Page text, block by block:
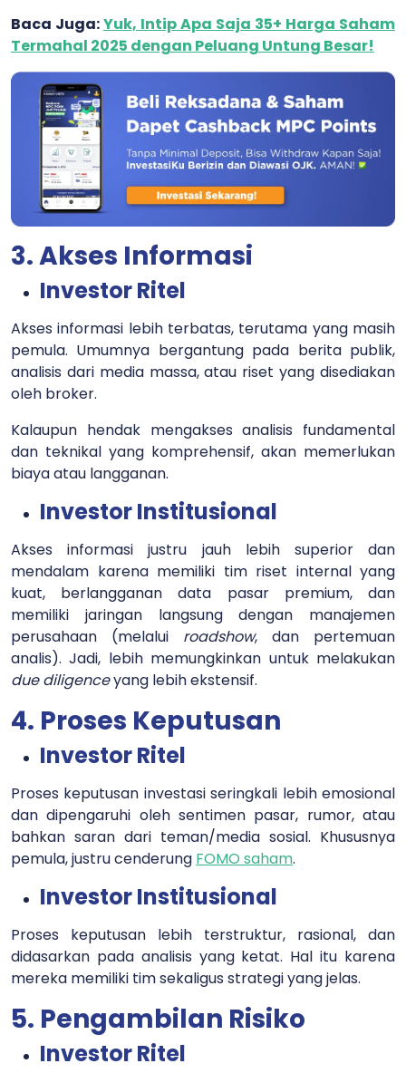
Baca Juga:Yuk, Intip Apa Saja 35+ Harga Saham
Termahal 2025 dengan Peluang Untung Besar!
3. Akses Informasi
Investor Ritel
Akses informasi lebih terbatas, terutama yang masih
pemula. Umumnya bergantung pada berita publik,
analisis dari media massa, atau riset yang disediakan
oleh broker.
Kalaupun hendak mengakses analisis fundamental
dan teknikal yang komprehensif, akan memerlukan
biaya atau langganan.
Investor Institusional
Akses informasi justru jauh lebih superior dan
mendalam karena memiliki tim riset internal yang
kuat, berlangganan data pasar premium, dan
memiliki jaringan langsung dengan manajemen
perusahaan (melalui roadshow, dan pertemuan
analis). Jadi, lebih memungkinkan untuk melakukan
due diligenceyang lebih ekstensif.
4. Proses Keputusan
Investor Ritel
Proses keputusan investasi seringkali lebih emosional
dan dipengaruhi oleh sentimen pasar, rumor, atau
bahkan saran dari teman/media sosial. Khususnya
pemula, justru cenderung FOMO saham.
Investor Institusional
Proses keputusan lebih terstruktur, rasional, dan
didasarkan pada analisis yang ketat. Hal itu karena
mereka memiliki tim sekaligus strategi yang jelas.
5. Pengambilan Risiko
Investor Ritel